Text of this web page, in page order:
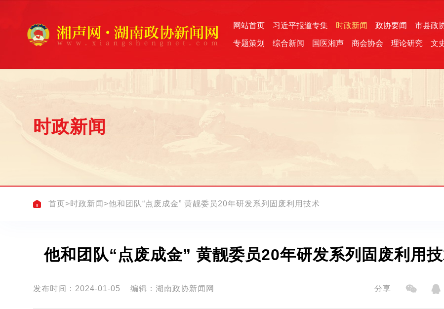
网站首页 习近平报道专集 时政新闻 政协要闻 市县政
专题策划 综合新闻 国医湘声 商会协会 理论研究 文
时政新闻
首页>时政新闻 >他和团队“点废成金” 黄靓委员20年研发系列固废利用技术
他和团队“点废成金” 黄靓委员20年研发系列固废利用
发布时间：2024-01-05 编辑：湖南政协新闻网 分享